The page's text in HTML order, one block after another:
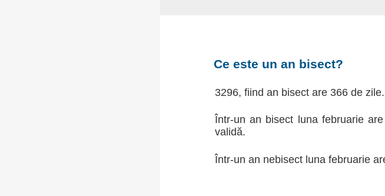
Ce este un an bisect?
3296, fiind an bisect are 366 de
Într-un an bisect luna februarie
validă.
Într-un an nebisect luna februarie